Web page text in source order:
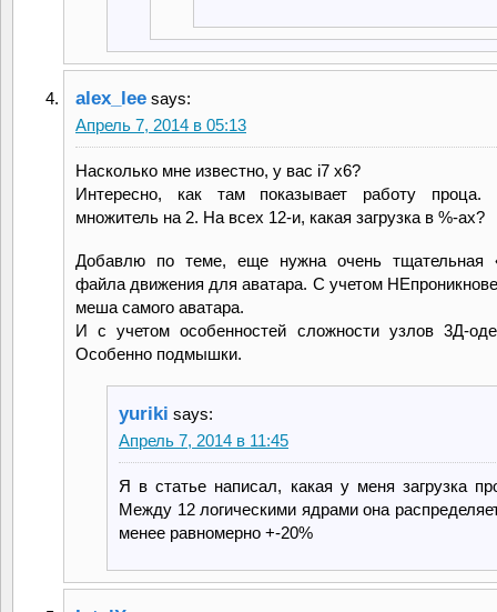
alex_lee says:
Апрель 7, 2014 в 05:13
Насколько мне известно, у вас i7 x6?
Интересно, как там показывает работу
множитель на 2. На всех 12-и, какая загрузка в %-ах?
Добавлю по теме, еще нужна очень тщательная
файла движения для аватара. С учетом
меша самого аватара.
И с учетом особенностей сложности узлов 3Д-
Особенно подмышки.
yuriki says:
Апрель 7, 2014 в 11:45
Я в статье написал, какая у меня загрузка
Между 12 логическими ядрами она
менее равномерно +-20%